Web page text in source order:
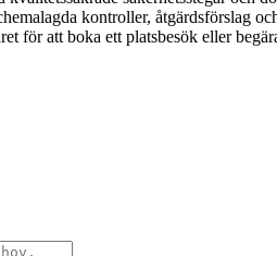
kontroller, åtgärdsförslag
för att boka ett platsbesök eller